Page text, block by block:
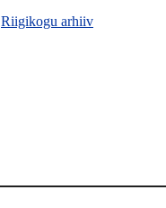
Riigikogu arhiiv